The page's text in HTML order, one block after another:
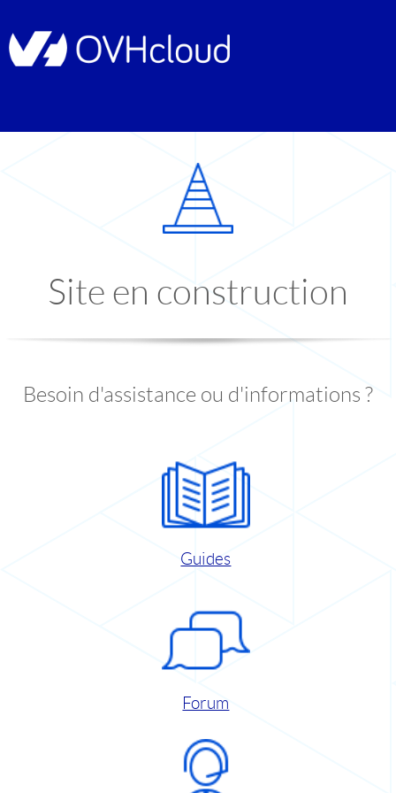
Site en construction
Besoin d'assistance ou d'informations ?
Guides
Forum